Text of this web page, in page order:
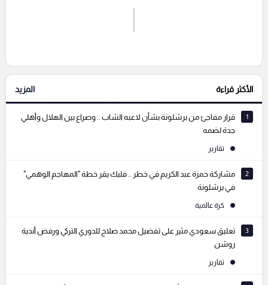
إرسال تعليق
التعليقات السابقة
الأكثر قراءة المزيد
1
قرار مفاجئ من برشلونة بشأن لاعبه الشاب .. وصراع بين الهلال وأهلي
جدة لضمه
تقارير
2
مشاركة حمزة عبد الكريم في خطر .. فليك يقر خطة "المهاجم الوهمي"
في برشلونة
كرة عالمية
3
تعليق سعودي مثير على تفضيل محمد صلاح للدوري التركي ورفض أندية
روشن
تقارير